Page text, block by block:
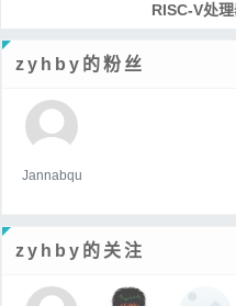
RISC-V处
zyhby的粉丝
Jannabqu
zyhby的关注